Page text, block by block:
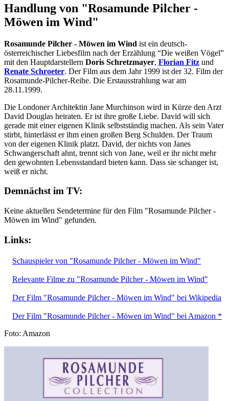
Handlung von "Rosamunde Pilcher -
Möwen im Wind"
Rosamunde Pilcher - Möwen im Wind ist ein deutsch-
österreichischer Liebesfilm nach der Erzählung “Die weißen Vögel”
mit den Hauptdarstellern Doris Schretzmayer, Florian Fitz und
Renate Schroeter. Der Film aus dem Jahr 1999 ist der 32. Film der
Rosamunde-Pilcher-Reihe. Die Erstausstrahlung war am
28.11.1999.
Die Londoner Architektin Jane Murchinson wird in Kürze den Arzt
David Douglas heiraten. Er ist ihre große Liebe. David will sich
gerade mit einer eigenen Klinik selbstständig machen. Als sein Vater
stirbt, hinterlässt er ihm einen großen Berg Schulden. Der Traum
von der eigenen Klinik platzt. David, der nichts von Janes
Schwangerschaft ahnt, trennt sich von Jane, weil er ihr nicht mehr
den gewohnten Lebensstandard bieten kann. Dass sie schanger ist,
weiß er nicht.
Demnächst im TV:
Keine aktuellen Sendetermine für den Film "Rosamunde Pilcher -
Möwen im Wind" gefunden.
Links:
Schauspieler von "Rosamunde Pilcher - Möwen im Wind"
Relevante Filme zu "Rosamunde Pilcher - Möwen im Wind"
Der Film "Rosamunde Pilcher - Möwen im Wind" bei Wikipedia
Der Film "Rosamunde Pilcher - Möwen im Wind" bei Amazon *
Foto: Amazon